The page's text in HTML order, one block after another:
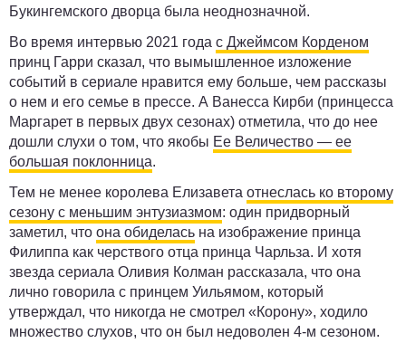
Букингемского дворца была неоднозначной.
Во время интервью 2021 года с Джеймсом Корденом
принц Гарри сказал, что вымышленное изложение
событий в сериале нравится ему больше, чем рассказы
о нем и его семье в прессе. А Ванесса Кирби (принцесса
Маргарет в первых двух сезонах) отметила, что до нее
дошли слухи о том, что якобы Ее Величество — ее
большая поклонница.
Тем не менее королева Елизавета отнеслась ко второму
сезону с меньшим энтузиазмом: один придворный
заметил, что она обиделась на изображение принца
Филиппа как черствого отца принца Чарльза. И хотя
звезда сериала Оливия Колман рассказала, что она
лично говорила с принцем Уильямом, который
утверждал, что никогда не смотрел «Корону», ходило
множество слухов, что он был недоволен 4-м сезоном.